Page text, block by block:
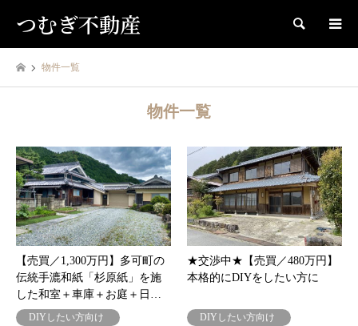
つむぎ不動産 検索
物件一覧
物件一覧
【売買／1,300万円】多可町の
伝統手漉和紙「杉原紙」を施
した和室＋車庫＋お庭＋日…
DIYしたい方向け
★交渉中★【売買／480万円】
本格的にDIYをしたい方に
DIYしたい方向け